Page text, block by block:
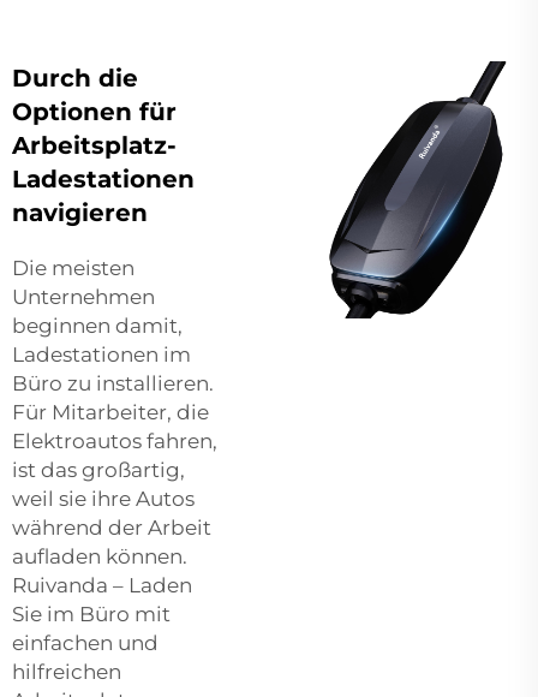
Durch die
Optionen für
Arbeitsplatz-
Ladestationen
navigieren
Die meisten
Unternehmen
beginnen damit,
Ladestationen im
Büro zu installieren.
Für Mitarbeiter, die
Elektroautos fahren,
ist das großartig,
weil sie ihre Autos
während der Arbeit
aufladen können.
Ruivanda – Laden
Sie im Büro mit
einfachen und
hilfreichen